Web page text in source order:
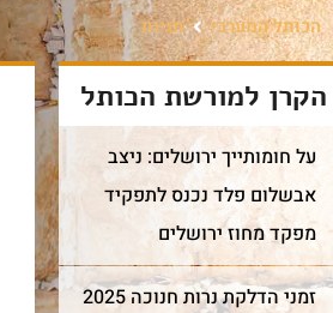
הכותל המערבי תגיות
הקרן למורשת הכותל
על חומותייך ירושלים: ניצב
אבשלום פלד נכנס לתפקיד
מפקד מחוז ירושלים
זמני הדלקת נרות חנוכה 2025